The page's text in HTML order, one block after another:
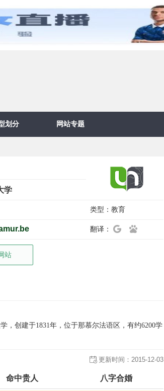
划分 网站专题
学
类型： 教育
翻译：
站
，创建于1831年，位于那慕尔法语区，有约6200学
更新时间： 2015-12-03
命中贵人 八字合婚